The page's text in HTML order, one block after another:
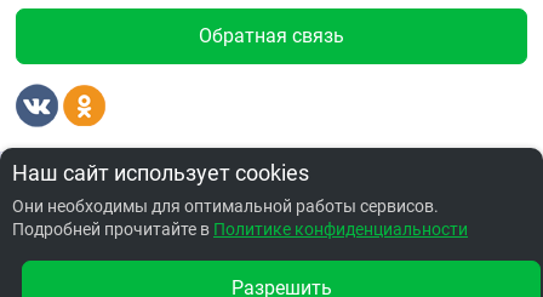
от 4587.00 ₽
Забронировать по адресу ул.Серова,16а
Обратная связь
Лицензии
Наш сайт использует cookies
Они необходимы для оптимальной работы сервисов.
Подробней прочитайте в Политике конфиденциальности
Разрешить